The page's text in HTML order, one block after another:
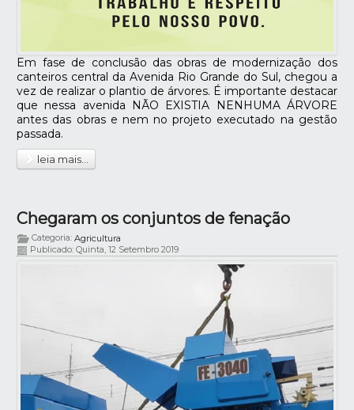
Em fase de conclusão das obras de modernização dos
canteiros central da Avenida Rio Grande do Sul, chegou a
vez de realizar o plantio de árvores. É importante destacar
que nessa avenida NÃO EXISTIA NENHUMA ÁRVORE
antes das obras e nem no projeto executado na gestão
passada.
leia mais...
Chegaram os conjuntos de fenação
Categoria:Agricultura
Publicado: Quinta, 12 Setembro 2019